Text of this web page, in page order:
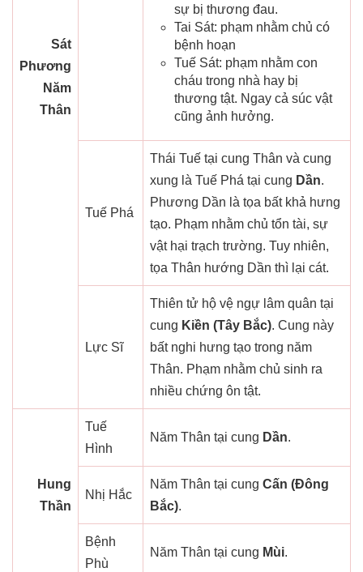
Sát
Phương
Năm
Thân
sự bị thương đau.
Tai Sát: phạm nhằm chủ có
bệnh hoạn
Tuế Sát: phạm nhằm con
cháu trong nhà hay bị
thương tật. Ngay cả súc vật
cũng ảnh hưởng.
Tuế Phá
Thái Tuế tại cung Thân và cung
xung là Tuế Phá tại cung Dần.
Phương Dần là tọa bất khả hưng
tạo. Phạm nhằm chủ tổn tài, sự
vật hại trạch trường. Tuy nhiên,
tọa Thân hướng Dần thì lại cát.
Lực Sĩ
Thiên tử hộ vệ ngự lâm quân tại
cung Kiền (Tây Bắc). Cung này
bất nghi hưng tạo trong năm
Thân. Phạm nhằm chủ sinh ra
nhiều chứng ôn tật.
Hung
Thần
Tuế
Hình
Năm Thân tại cung Dần.
Nhị Hắc
Năm Thân tại cung Cấn (Đông
Bắc).
Bệnh
Phù
Năm Thân tại cung Mùi.